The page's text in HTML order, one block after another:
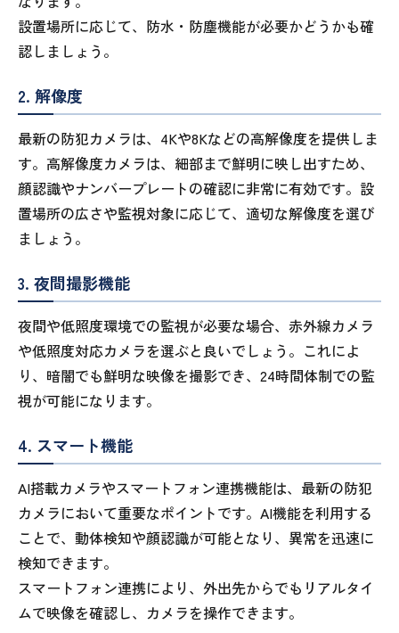
設置場所に応じて、防水・防塵機能が必要かどうかも確
認しましょう。
2. 解像度
最新の防犯カメラは、4Kや8Kなどの高解像度を提供しま
す。高解像度カメラは、細部まで鮮明に映し出すため、
顔認識やナンバープレートの確認に非常に有効です。設
置場所の広さや監視対象に応じて、適切な解像度を選び
ましょう。
3. 夜間撮影機能
夜間や低照度環境での監視が必要な場合、赤外線カメラ
や低照度対応カメラを選ぶと良いでしょう。これによ
り、暗闇でも鮮明な映像を撮影でき、24時間体制での監
視が可能になります。
4. スマート機能
AI搭載カメラやスマートフォン連携機能は、最新の防犯
カメラにおいて重要なポイントです。AI機能を利用する
ことで、動体検知や顔認識が可能となり、異常を迅速に
検知できます。
スマートフォン連携により、外出先からでもリアルタイ
ムで映像を確認し、カメラを操作できます。